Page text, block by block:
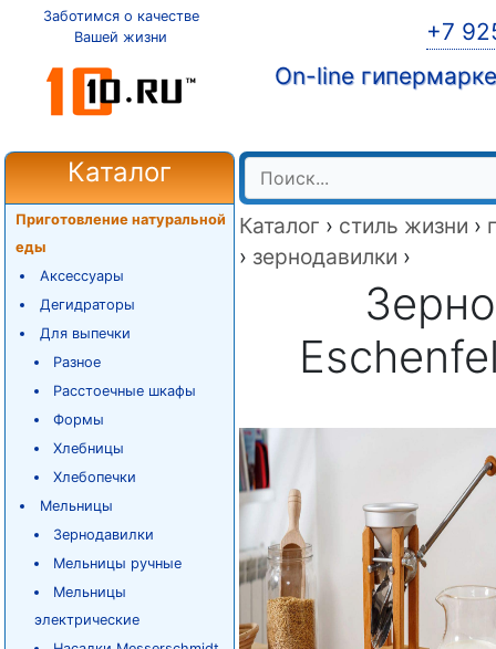
Заботимся о качестве
Вашей жизни
+7
On-line
Каталог
Приготовление натуральной
еды
Аксессуары
Дегидраторы
Для выпечки
Разное
Расстоечные шкафы
Формы
Хлебницы
Хлебопечки
Мельницы
Зернодавилки
Мельницы ручные
Мельницы
электрические
Каталог › стиль жизни ›
› зернодавилки ›